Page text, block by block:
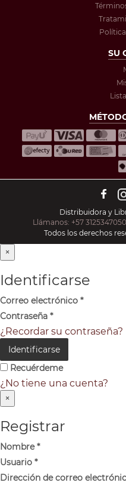
SU
Distribuidora y
Llámanos: +57 3125347050
Todos los derechos
×
Identificarse
Correo electrónico *
Contraseña *
¿Recordar su contraseña?
Identificarse
Recuérdeme
¿No tiene una cuenta?
×
Registrar
Nombre*
Usuario *
Dirección de correo